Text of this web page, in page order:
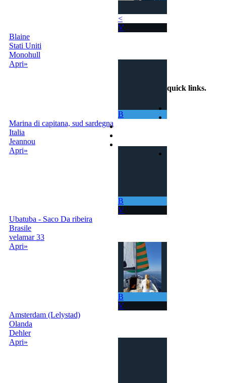
<
V
Blaine
Stati Uniti
Monohull
Apri»
B
Marina di capitana, sud sardegna
Italia
Jeannou
Apri»
B
V
Ubatuba - Saco Da ribeira
Brasile
velamar 33
Apri»
B
V
Amsterdam (Lelystad)
Olanda
Dehler
Apri»
quick links.